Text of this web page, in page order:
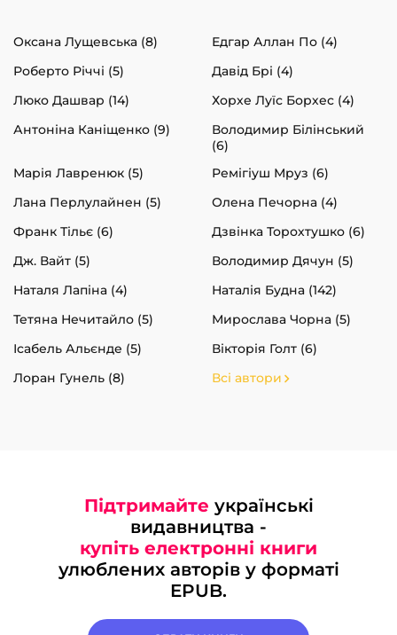
Оксана Лущевська (8)
Едгар Аллан По (4)
Роберто Річчі (5)
Давід Брі (4)
Люко Дашвар (14)
Хорхе Луїс Борхес (4)
Антоніна Каніщенко (9)
Володимир Білінський
(6)
Марія Лавренюк (5)
Ремігіуш Мруз (6)
Лана Перлулайнен (5)
Олена Печорна (4)
Франк Тільє (6)
Дзвінка Торохтушко (6)
Дж. Вайт (5)
Володимир Дячун (5)
Наталя Лапіна (4)
Наталія Будна (142)
Тетяна Нечитайло (5)
Мирослава Чорна (5)
Ісабель Альєнде (5)
Вікторія Голт (6)
Лоран Гунель (8)
Всі автори
Підтримайте українські
видавництва -
купіть електронні книги
улюблених авторів у форматі
EPUB.